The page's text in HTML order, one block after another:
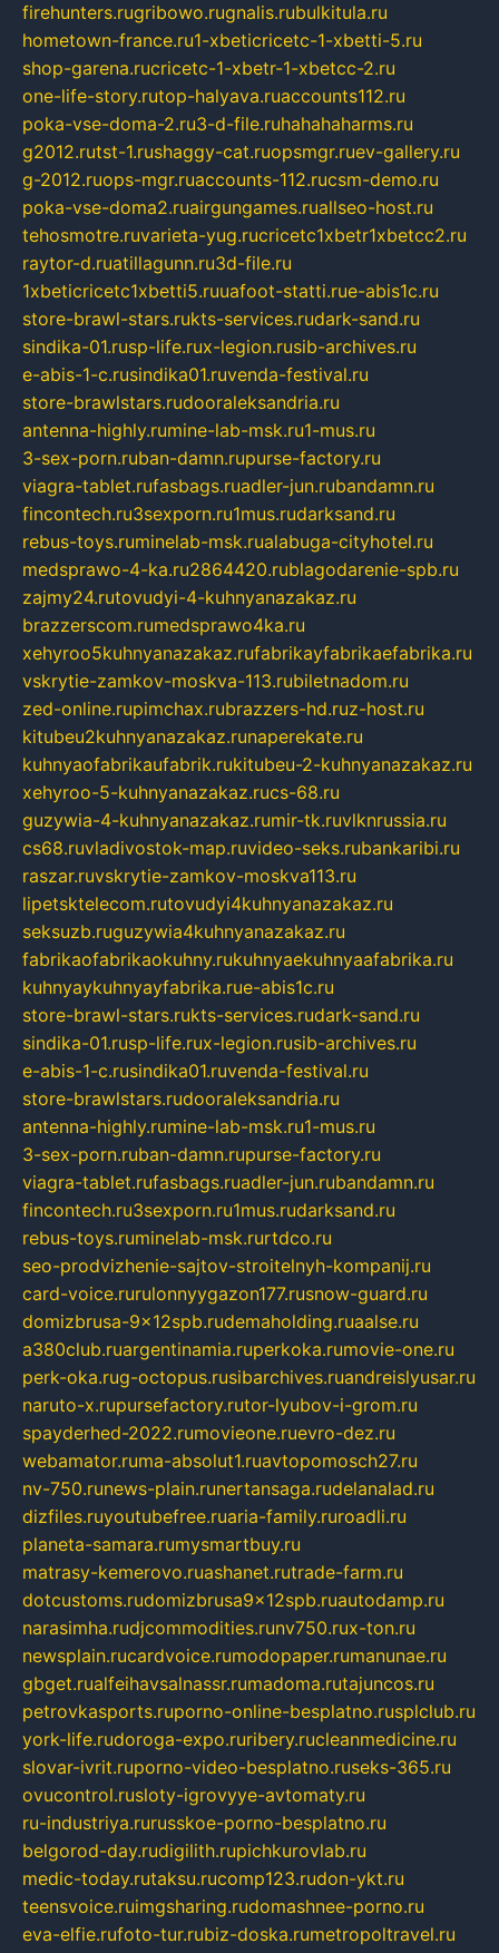
firehunters.rugribowo.rugnalis.rubulkitula.ru
hometown-france.ru1-xbeticricetc-1-xbetti-5.ru
shop-garena.rucricetc-1-xbetr-1-xbetcc-2.ru
one-life-story.rutop-halyava.ruaccounts112.ru
poka-vse-doma-2.ru3-d-file.ruhahahaharms.ru
g2012.rutst-1.rushaggy-cat.ruopsmgr.ruev-gallery.ru
g-2012.ruops-mgr.ruaccounts-112.rucsm-demo.ru
poka-vse-doma2.ruairgungames.ruallseo-host.ru
tehosmotre.ruvarieta-yug.rucricetc1xbetr1xbetcc2.ru
raytor-d.ruatillagunn.ru3d-file.ru
1xbeticricetc1xbetti5.ruuafoot-statti.rue-abis1c.ru
store-brawl-stars.rukts-services.rudark-sand.ru
sindika-01.rusp-life.rux-legion.rusib-archives.ru
e-abis-1-c.rusindika01.ruvenda-festival.ru
store-brawlstars.rudooraleksandria.ru
antenna-highly.rumine-lab-msk.ru1-mus.ru
3-sex-porn.ruban-damn.rupurse-factory.ru
viagra-tablet.rufasbags.ruadler-jun.rubandamn.ru
fincontech.ru3sexporn.ru1mus.rudarksand.ru
rebus-toys.ruminelab-msk.rualabuga-cityhotel.ru
medsprawo-4-ka.ru2864420.rublagodarenie-spb.ru
zajmy24.rutovudyi-4-kuhnyanazakaz.ru
brazzerscom.rumedsprawo4ka.ru
xehyroo5kuhnyanazakaz.rufabrikayfabrikaefabrika.ru
vskrytie-zamkov-moskva-113.rubiletnadom.ru
zed-online.rupimchax.rubrazzers-hd.ruz-host.ru
kitubeu2kuhnyanazakaz.runaperekate.ru
kuhnyaofabrikaufabrik.rukitubeu-2-kuhnyanazakaz.ru
xehyroo-5-kuhnyanazakaz.rucs-68.ru
guzywia-4-kuhnyanazakaz.rumir-tk.ruvlknrussia.ru
cs68.ruvladivostok-map.ruvideo-seks.rubankaribi.ru
raszar.ruvskrytie-zamkov-moskva113.ru
lipetsktelecom.rutovudyi4kuhnyanazakaz.ru
seksuzb.ruguzywia4kuhnyanazakaz.ru
fabrikaofabrikaokuhny.rukuhnyaekuhnyaafabrika.ru
kuhnyaykuhnyayfabrika.rue-abis1c.ru
store-brawl-stars.rukts-services.rudark-sand.ru
sindika-01.rusp-life.rux-legion.rusib-archives.ru
e-abis-1-c.rusindika01.ruvenda-festival.ru
store-brawlstars.rudooraleksandria.ru
antenna-highly.rumine-lab-msk.ru1-mus.ru
3-sex-porn.ruban-damn.rupurse-factory.ru
viagra-tablet.rufasbags.ruadler-jun.rubandamn.ru
fincontech.ru3sexporn.ru1mus.rudarksand.ru
rebus-toys.ruminelab-msk.rurtdco.ru
seo-prodvizhenie-sajtov-stroitelnyh-kompanij.ru
card-voice.rurulonnyygazon177.rusnow-guard.ru
domizbrusa-9x12spb.rudemaholding.ruaalse.ru
a380club.ruargentinamia.ruperkoka.rumovie-one.ru
perk-oka.rug-octopus.rusibarchives.ruandreislyusar.ru
naruto-x.rupursefactory.rutor-lyubov-i-grom.ru
spayderhed-2022.rumovieone.ruevro-dez.ru
webamator.ruma-absolut1.ruavtopomosch27.ru
nv-750.runews-plain.runertansaga.rudelanalad.ru
dizfiles.ruyoutubefree.ruaria-family.ruroadli.ru
planeta-samara.rumysmartbuy.ru
matrasy-kemerovo.ruashanet.rutrade-farm.ru
dotcustoms.rudomizbrusa9x12spb.ruautodamp.ru
narasimha.rudjcommodities.runv750.rux-ton.ru
newsplain.rucardvoice.rumodopaper.rumanunae.ru
gbget.rualfeihavsalnassr.rumadoma.rutajuncos.ru
petrovkasports.ruporno-online-besplatno.rusplclub.ru
york-life.rudoroga-expo.ruribery.rucleanmedicine.ru
slovar-ivrit.ruporno-video-besplatno.ruseks-365.ru
ovucontrol.rusloty-igrovyye-avtomaty.ru
ru-industriya.rurusskoe-porno-besplatno.ru
belgorod-day.rudigilith.rupichkurovlab.ru
medic-today.rutaksu.rucomp123.rudon-ykt.ru
teensvoice.ruimgsharing.rudomashnee-porno.ru
eva-elfie.rufoto-tur.rubiz-doska.rumetropoltravel.ru